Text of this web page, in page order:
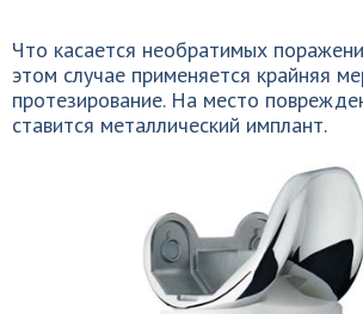
Что касается необратимых
этом случае применяется крайняя
протезирование. На место
ставится металлический имплант.